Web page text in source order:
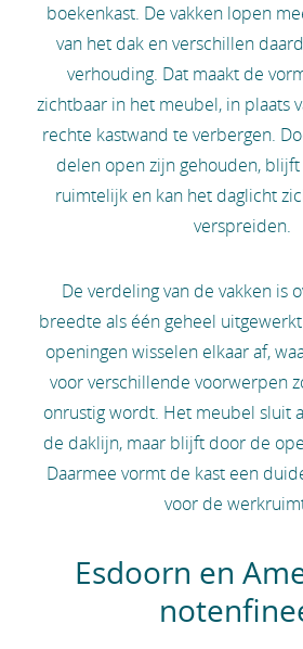
boekenkast. De vakken lopen
van het dak en verschillen
verhouding. Dat maakt de
zichtbaar in het meubel, in plaats
rechte kastwand te verbergen.
delen open zijn gehouden,
ruimtelijk en kan het daglicht
verspreiden.
De verdeling van de vakken is
breedte als één geheel
openingen wisselen elkaar af,
voor verschillende voorwerpen
onrustig wordt. Het meubel sluit
de daklijn, maar blijft door de
Daarmee vormt de kast een
voor de
Esdoorn en